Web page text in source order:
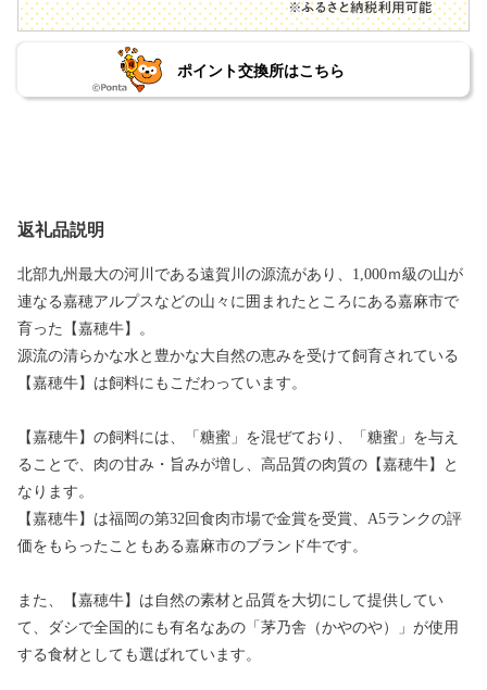
ポイント交換所はこちら
返礼品説明
北部九州最大の河川である遠賀川の源流があり、1,000ｍ級の山が
連なる嘉穂アルプスなどの山々に囲まれたところにある嘉麻市で
育った【嘉穂牛】。
源流の清らかな水と豊かな大自然の恵みを受けて飼育されている
【嘉穂牛】は飼料にもこだわっています。
【嘉穂牛】の飼料には、「糖蜜」を混ぜており、「糖蜜」を与え
ることで、肉の甘み・旨みが増し、高品質の肉質の【嘉穂牛】と
なります。
【嘉穂牛】は福岡の第32回食肉市場で金賞を受賞、A5ランクの評
価をもらったこともある嘉麻市のブランド牛です。
また、【嘉穂牛】は自然の素材と品質を大切にして提供してい
て、ダシで全国的にも有名なあの「茅乃舎（かやのや）」が使用
する食材としても選ばれています。